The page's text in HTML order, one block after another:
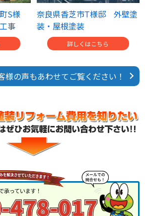
S様
事
奈良県香芝市T様邸 外壁塗
装・屋根塗装
詳しくはこちら
様の声もあわせてご覧ください！